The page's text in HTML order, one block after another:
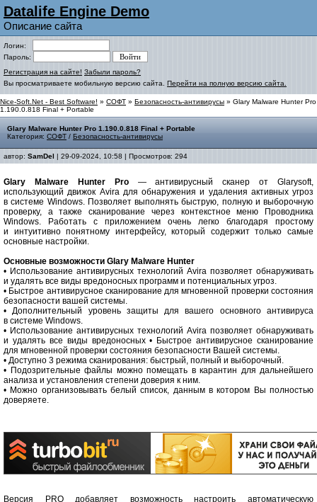
Datalife Engine Demo
Описание сайта
Логин:
Пароль:
Регистрация на сайте! Забыли пароль?
Вы просматриваете мобильную версию сайта. Перейти на полную версию сайта.
Nice-Soft.Net - Best Software! » СОФТ » Безопасность-антивирусы » Glary Malware Hunter Pro
1.190.0.818 Final + Portable
Glary Malware Hunter Pro 1.190.0.818 Final + Portable
Категория: СОФТ / Безопасность-антивирусы
автор: SamDel | 29-09-2024, 10:58 | Просмотров: 294
Glary Malware Hunter Pro— антивирусный сканер от Glarysoft,
использующий движок Avira для обнаружения и удаления активных угроз
в системе Windows. Позволяет выполнять быструю, полную и выборочную
проверку, а также сканирование через контекстное меню Проводника
Windows. Работать с приложением очень легко благодаря простому
и интуитивно понятному интерфейсу, который содержит только самые
основные настройки.
Основные возможности Glary Malware Hunter
• Использование антивирусных технологий Avira позволяет обнаруживать
и удалять все виды вредоносных программ и потенциальных угроз.
• Быстрое антивирусное сканирование для мгновенной проверки состояния
безопасности вашей системы.
• Дополнительный уровень защиты для вашего основного антивируса
в системе Windows.
• Использование антивирусных технологий Avira позволяет обнаруживать
и удалять все виды вредоносных • Быстрое антивирусное сканирование
для мгновенной проверки состояния безопасности Вашей системы.
• Доступно 3 режима сканирования: быстрый, полный и выборочный.
• Подозрительные файлы можно помещать в карантин для дальнейшего
анализа и установления степени доверия к ним.
• Можно организовывать белый список, данным в котором Вы полностью
доверяете.
Версия PRO добавляет возможность настроить автоматическую